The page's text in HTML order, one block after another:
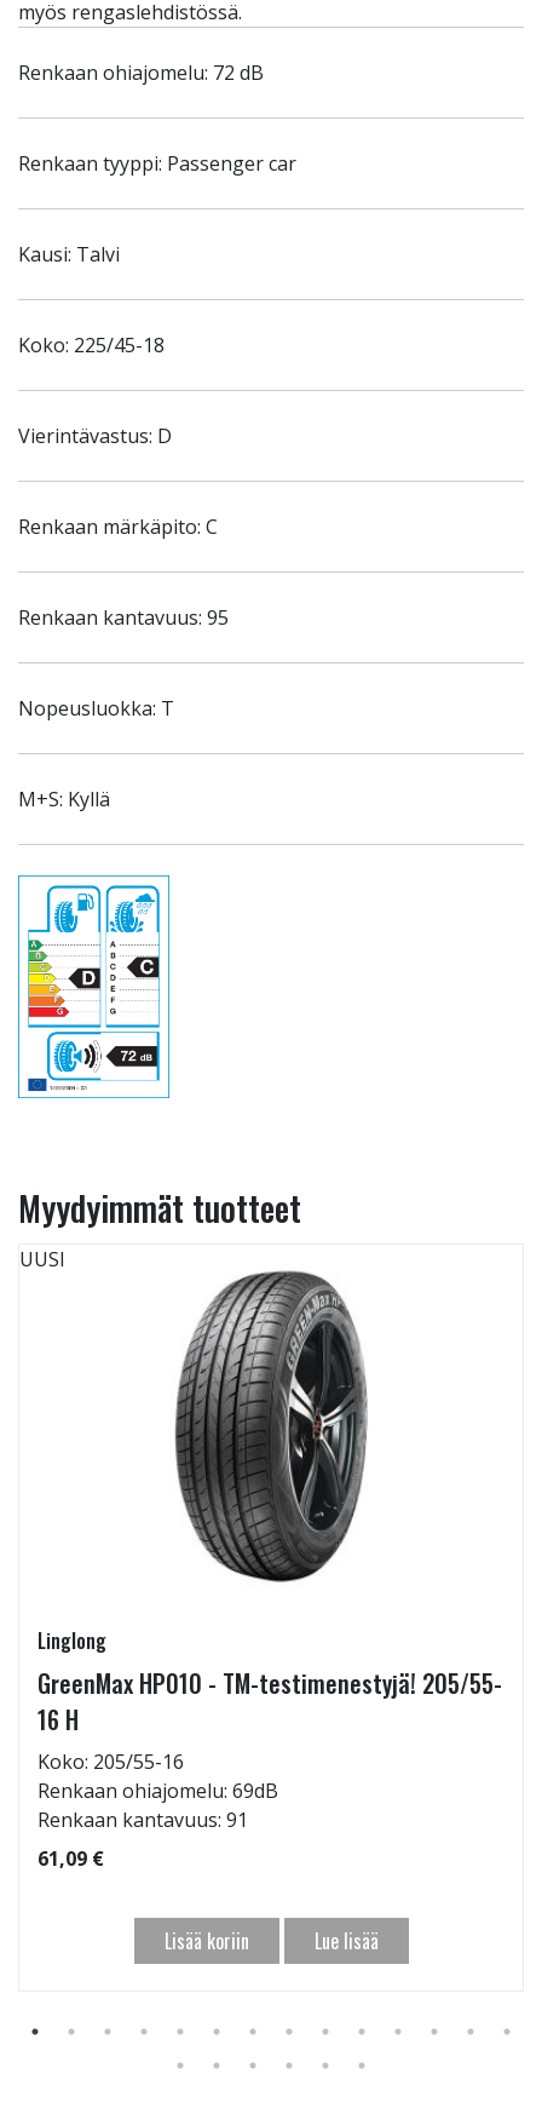
myös rengaslehdistössä.
Renkaan ohiajomelu: 72 dB
Renkaan tyyppi: Passenger car
Kausi: Talvi
Koko: 225/45-18
Vierintävastus: D
Renkaan märkäpito: C
Renkaan kantavuus: 95
Nopeusluokka: T
M+S: Kyllä
Myydyimmät tuotteet
UUSI
Linglong
GreenMax HP010 - TM-testimenestyjä! 205/55-
16 H
Koko: 205/55-16
Renkaan ohiajomelu: 69dB
Renkaan kantavuus: 91
61,09 €
Lisää koriin Lue lisää